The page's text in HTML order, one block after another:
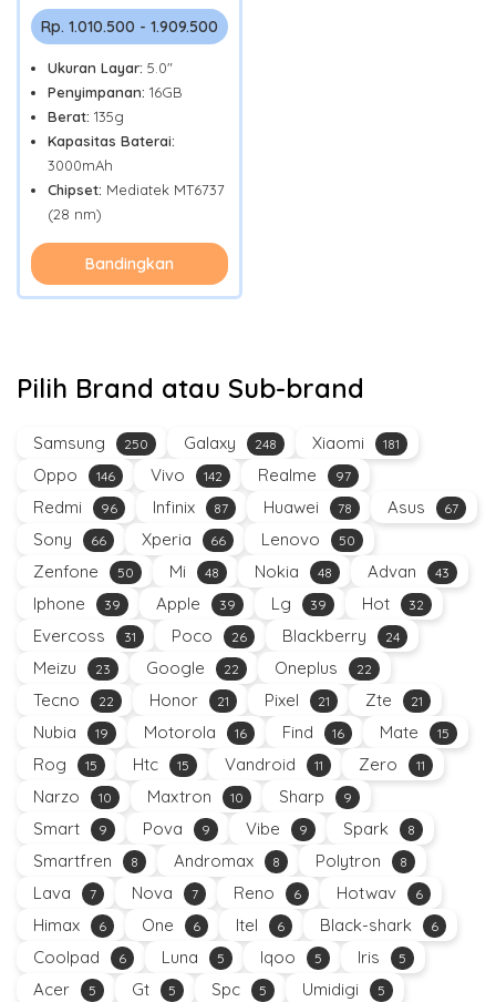
Rp. 1.010.500 - 1.909.500
Ukuran Layar: 5.0"
Penyimpanan: 16GB
Berat: 135g
Kapasitas Baterai:
3000mAh
Chipset: Mediatek MT6737
(28 nm)
Bandingkan
Pilih Brand atau Sub-brand
Samsung 250 Galaxy 248 Xiaomi 181
Oppo 146 Vivo 142 Realme 97
Redmi 96 Infinix 87 Huawei 78 Asus 67
Sony 66 Xperia 66 Lenovo 50
Zenfone 50 Mi 48 Nokia 48 Advan 43
Iphone 39 Apple 39 Lg 39 Hot 32
Evercoss 31 Poco 26 Blackberry 24
Meizu 23 Google 22 Oneplus 22
Tecno 22 Honor 21 Pixel 21 Zte 21
Nubia 19 Motorola 16 Find 16 Mate 15
Rog 15 Htc 15 Vandroid 11 Zero 11
Narzo 10 Maxtron 10 Sharp 9
Smart 9 Pova 9 Vibe 9 Spark 8
Smartfren 8 Andromax 8 Polytron 8
Lava 7 Nova 7 Reno 6 Hotwav 6
Himax 6 One 6 Itel 6 Black-shark 6
Coolpad 6 Luna 5 Iqoo 5 Iris 5
Acer 5 Gt 5 Spc 5 Umidigi 5